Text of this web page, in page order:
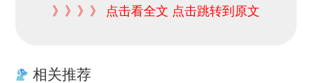
》》》》 点击看全文 点击跳转到原文
相关推荐